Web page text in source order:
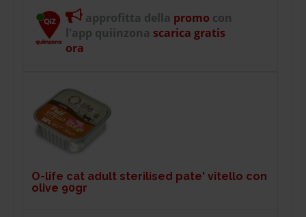
approfitta della promo con
l'app quiinzona scarica gratis
ora
O-life cat adult sterilised pate' vitello con
olive 90gr